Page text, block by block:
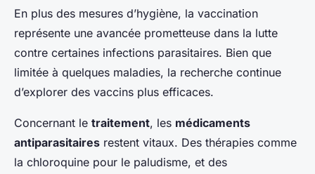
En plus des mesures d’hygiène, la vaccination
représente une avancée prometteuse dans la lutte
contre certaines infections parasitaires. Bien que
limitée à quelques maladies, la recherche continue
d’explorer des vaccins plus efficaces.
Concernant le traitement, les médicaments
antiparasitaires restent vitaux. Des thérapies comme
la chloroquine pour le paludisme, et des